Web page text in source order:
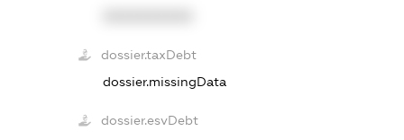
dossier.taxDebt
dossier.missingData
dossier.esvDebt